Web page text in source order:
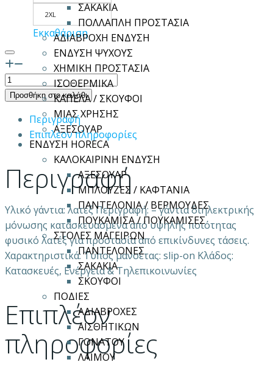
ΣΑΚΑΚΙΑ
ΠΟΛΛΑΠΛΗ ΠΡΟΣΤΑΣΙΑ
ΑΔΙΑΒΡΟΧΗ ΕΝΔΥΣΗ
ΕΝΔΥΣΗ ΨΥΧΟΥΣ
ΧΗΜΙΚΗ ΠΡΟΣΤΑΣΙΑ
ΙΣΟΘΕΡΜΙΚΑ
ΚΑΠΕΛΑ / ΣΚΟΥΦΟΙ
ΜΙΑΣ ΧΡΗΣΗΣ
ΑΞΕΣΟΥΑΡ
ΕΝΔΥΣΗ HORECA
ΚΑΛΟΚΑΙΡΙΝΗ ΕΝΔΥΣΗ
ΑΞΕΣΟΥΑΡ
ΜΠΛΟΥΖΕΣ / ΚΑΦΤΑΝΙΑ
ΠΑΝΤΕΛΟΝΙΑ / ΒΕΡΜΟΥΔΕΣ
ΠΟΥΚΑΜΙΣΑ / ΠΟΥΚΑΜΙΣΕΣ
ΣΤΟΛΕΣ ΜΑΓΕΙΡΩΝ
ΠΑΝΤΕΛΟΝΕΣ
ΣΑΚΑΚΙΑ
ΣΚΟΥΦΟΙ
ΠΟΔΙΕΣ
ΑΔΙΑΒΡΟΧΕΣ
ΑΙΣΘΗΤΙΚΩΝ
ΓΟΝΑΤΟΥ
ΛΑΙΜΟΥ
2XL
Εκκαθάριση
Γάντια
ηλεκτρολόγου
class
ποσότητα
Προσθήκη στο καλάθι
Περιγραφή
Επιπλέον πληροφορίες
Περιγραφή
Yλικό γάντια: λατέξ Περιγραφή: – γάντια διηλεκτρικής
μόνωσης κατασκευασμένα από υψηλής ποιότητας
φυσικό λατέξ για προστασία από επικίνδυνες τάσεις.
Χαρακτηριστικά: Τύπος μανσέτας: slip-on Κλάδος:
Κατασκευές, Ενέργεια & Τηλεπικοινωνίες
Επιπλέον
πληροφορίες